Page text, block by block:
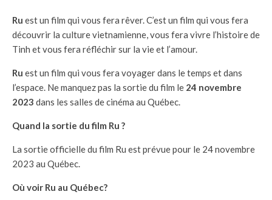
Ru est un film qui vous fera rêver. C’est un film qui vous fera
découvrir la culture vietnamienne, vous fera vivre l’histoire de
Tinh et vous fera réfléchir sur la vie et l’amour.
Ru est un film qui vous fera voyager dans le temps et dans
l’espace. Ne manquez pas la sortie du film le 24 novembre
2023 dans les salles de cinéma au Québec.
Quand la sortie du film Ru ?
La sortie officielle du film Ru est prévue pour le 24 novembre
2023 au Québec.
Où voir Ru au Québec?